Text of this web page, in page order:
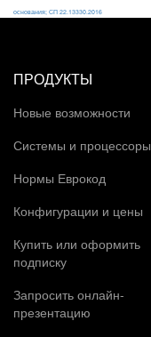
основания; СП 22.13330.2016
ПРОДУКТЫ
Новые возможности
Системы и процессоры
Нормы Еврокод
Конфигурации и цены
Купить или оформить
подписку
Запросить онлайн-
презентацию